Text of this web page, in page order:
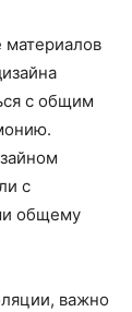
с общим
с
общему
важно